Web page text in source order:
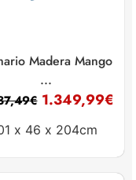
Madera Mango
...
€ 1.349,99€
x 46 x 204cm